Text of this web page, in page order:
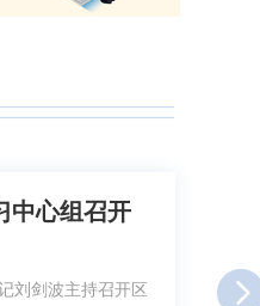
中心组召开
刘剑波主持召开区
学